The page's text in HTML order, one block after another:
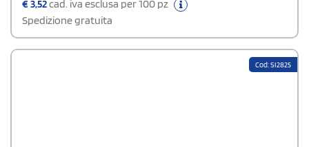
€3,52cad. iva esclusa per 100 pz
Spedizione gratuita
Cod: SI2825